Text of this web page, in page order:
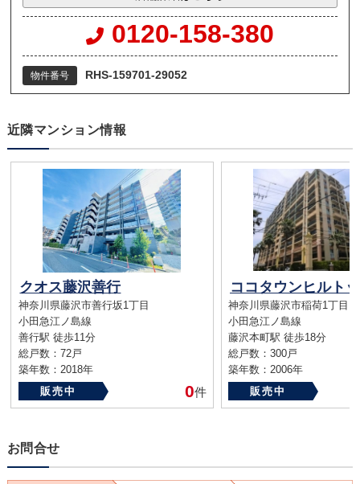
0120-158-380
物件番号 RHS-159701-29052
近隣マンション情報
クオス藤沢善行
神奈川県藤沢市善行坂1丁目
小田急江ノ島線
善行駅 徒歩11分
総戸数：72戸
築年数：2018年
販売中
0件
神奈川県藤沢市稲荷1丁目
小田急江ノ島線
藤沢本町駅 徒歩18分
総戸数：300戸
築年数：2006年
販売中
お問合せ